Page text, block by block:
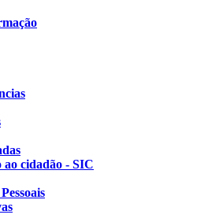
ao cidadão - SIC